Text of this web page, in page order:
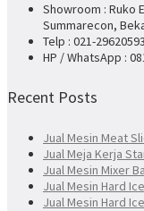
Showroom : Ruko
Summarecon,
Telp : 021-29620593
HP / WhatsApp :
Recent Posts
Jual Mesin Meat
Jual Meja Kerja
Jual Mesin Mixer
Jual Mesin Hard
Jual Mesin Hard